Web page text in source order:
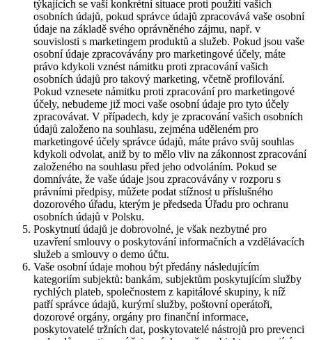
týkajících se vaší konkrétní situace proti použití vašich
osobních údajů, pokud správce údajů zpracovává vaše osobní
údaje na základě svého oprávněného zájmu, např. v
souvislosti s marketingem produktů a služeb. Pokud jsou vaše
osobní údaje zpracovávány pro marketingové účely, máte
právo kdykoli vznést námitku proti zpracování vašich
osobních údajů pro takový marketing, včetně profilování.
Pokud vznesete námitku proti zpracování pro marketingové
účely, nebudeme již moci vaše osobní údaje pro tyto účely
zpracovávat. V případech, kdy je zpracování vašich osobních
údajů založeno na souhlasu, zejména uděleném pro
marketingové účely správce údajů, máte právo svůj souhlas
kdykoli odvolat, aniž by to mělo vliv na zákonnost zpracování
založeného na souhlasu před jeho odvoláním. Pokud se
domníváte, že vaše údaje jsou zpracovávány v rozporu s
právními předpisy, můžete podat stížnost u příslušného
dozorového úřadu, kterým je předseda Úřadu pro ochranu
osobních údajů v Polsku.
Poskytnutí údajů je dobrovolné, je však nezbytné pro
uzavření smlouvy o poskytování informačních a vzdělávacích
služeb a smlouvy o demo účtu.
Vaše osobní údaje mohou být předány následujícím
kategoriím subjektů: bankám, subjektům poskytujícím služby
rychlých plateb, společnostem z kapitálové skupiny, k níž
patří správce údajů, kurýrní služby, poštovní operátoři,
dozorové orgány, orgány pro finanční informace,
poskytovatelé tržních dat, poskytovatelé nástrojů pro prevenci